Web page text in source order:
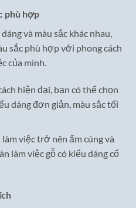
phù hợp
và màu sắc khác nhau,
sắc phù hợp với phong cách
của mình.
hiện đại, bạn có thể chọn
dáng đơn giản, màu sắc tối
việc trở nên ấm cúng và
làm việc gỗ có kiểu dáng cổ